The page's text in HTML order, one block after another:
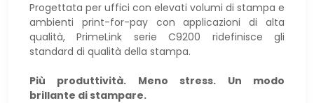
Progettata per uffici con elevati volumi di stampa e
ambienti print-for-pay con applicazioni di alta
qualità, PrimeLink serie C9200 ridefinisce gli
standard di qualità della stampa.
Più produttività. Meno stress. Un modo
brillante di stampare.